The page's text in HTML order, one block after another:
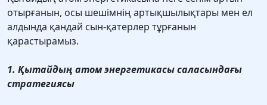
отырғанын, осы шешімнің артықшылықтары мен ел
алдында қандай сын-қатерлер тұрғанын
қарастырамыз.
1. Қытайдың атом энергетикасы саласындағы
стратегиясы